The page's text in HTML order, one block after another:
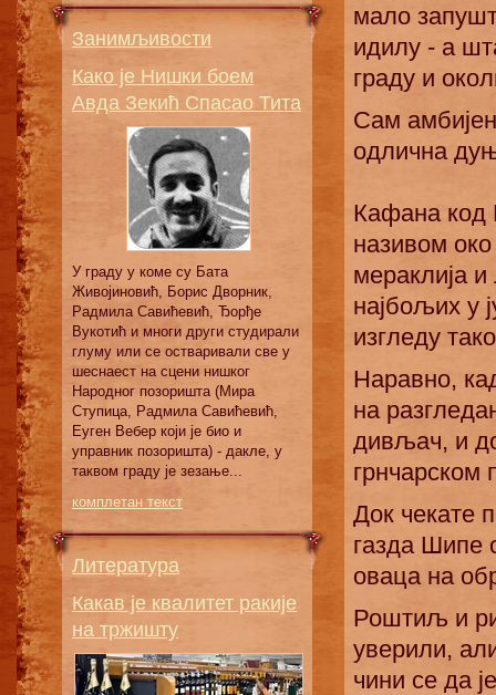
Занимљивости
Како је Нишки боем
Авда Зекић Спасао Тита
У граду у коме су Бата
Живојиновић, Борис Дворник,
Радмила Савићевић, Ђорђе
Вукотић и многи други студирали
глуму или се остваривали све у
шеснаест на сцени нишког
Народног позоришта (Мира
Ступица, Радмила Савићевић,
Еуген Вебер који је био и
управник позоришта) - дакле, у
таквом граду је зезање...
комплетан текст
Литература
Какав је квалитет ракије
на тржишту
мало
идилу - а
граду и
Сам
одлична
Кафана код
називом око
мераклија
најбољих у
изгледу
Наравно,
на
дивљач, и
грнчарском
Док чекате
газда Шипе
оваца на
Роштиљ и
уверили,
чини се да